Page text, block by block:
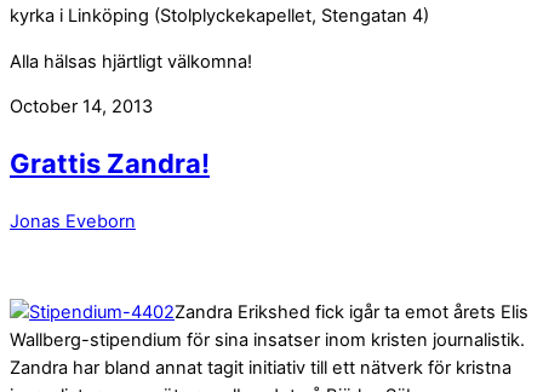
kyrka i Linköping (Stolplyckekapellet, Stengatan 4)
Alla hälsas hjärtligt välkomna!
October 14, 2013
Grattis Zandra!
Jonas Eveborn
Zandra Erikshed fick igår ta emot årets Elis
Wallberg-stipendium för sina insatser inom kristen journalistik.
Zandra har bland annat tagit initiativ till ett nätverk för kristna